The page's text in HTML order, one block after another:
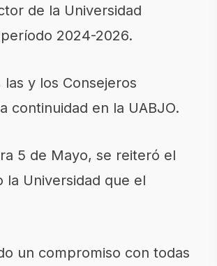
de la Universidad
2024-2026.
y los Consejeros
continuidad en la UABJO.
5 de Mayo, se reiteró el
Universidad que el
un compromiso con todas